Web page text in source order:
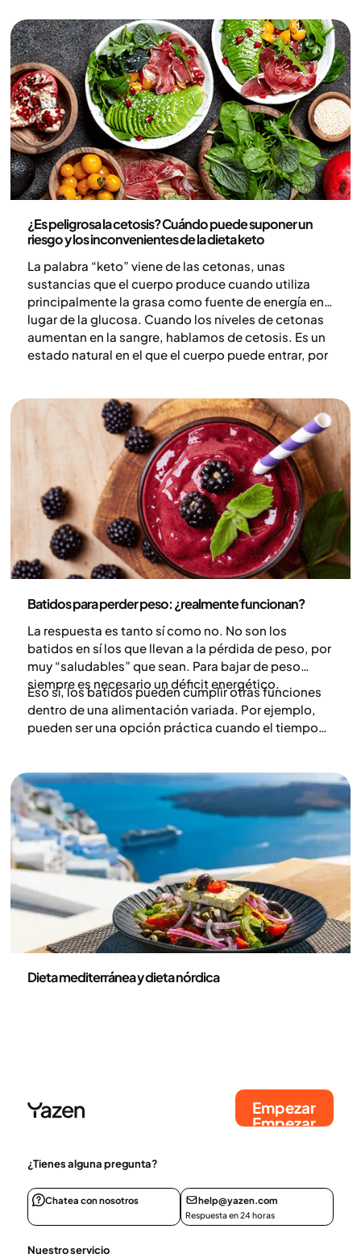
¿Es peligrosa la cetosis? Cuándo puede suponer un
riesgo y los inconvenientes de la dieta keto
La palabra “keto” viene de las cetonas, unas
sustancias que el cuerpo produce cuando utiliza
principalmente la grasa como fuente de energía en
lugar de la glucosa. Cuando los niveles de cetonas
aumentan en la sangre, hablamos de cetosis. Es un
estado natural en el que el cuerpo puede entrar, por
puede ser perjudicial la cetosis y cuáles son los
riesgos de seguir una dieta cetogénica? En este
artículo analizamos qué dice realmente la evidencia
Batidos para perder peso: ¿realmente funcionan?
La respuesta es tanto sí como no. No son los
batidos en sí los que llevan a la pérdida de peso, por
muy “saludables” que sean. Para bajar de peso
siempre es necesario un déficit energético.
Eso sí, los batidos pueden cumplir otras funciones
dentro de una alimentación variada. Por ejemplo,
pueden ser una opción práctica cuando el tiempo
frutos rojos.
Dieta mediterránea y dieta nórdica
Empezar
Empezar
¿Tienes alguna pregunta?
Chatea con nosotros help@yazen.com
Respuesta en 24 horas
Nuestro servicio